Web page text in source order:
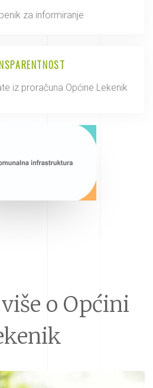
za informiranje
iz proračuna Općine Lekenik
o Općini